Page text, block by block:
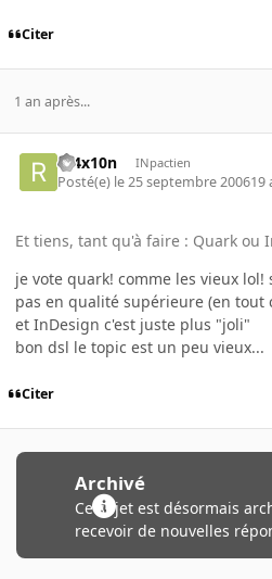
Citer
1 an après...
r34x10n INpactien
Posté(e) le 25 septembre 200619
Et tiens, tant qu'à faire : Quark ou
je vote quark! comme les vieux
pas en qualité supérieure (en tout
et InDesign c'est juste plus "joli"
bon dsl le topic est un peu vieux...
Citer
Archivé
Ce sujet est désormais
recevoir de nouvelles